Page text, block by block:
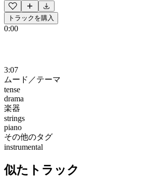
トラックを購入
0:00
3:07
ムード／テーマ
tense
drama
楽器
strings
piano
その他のタグ
instrumental
似たトラック